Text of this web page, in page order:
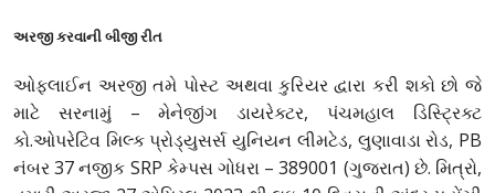
અરજી કરવાની બીજી રીત
ઓફલાઈન અરજી તમે પોસ્ટ અથવા કુરિયર દ્વારા કરી શકો છો જે
માટે સરનામું – મેનેજીંગ ડાયરેક્ટર, પંચમહાલ ડિસ્ટ્રિક્ટ
કો.ઓપરેટિવ મિલ્ક પ્રોડ્યુસર્સ યુનિયન લીમટેડ, લુણાવાડા રોડ, PB
નંબર 37 નજીક SRP કેમ્પસ ગોધરા – 389001 (ગુજરાત) છે. મિત્રો,